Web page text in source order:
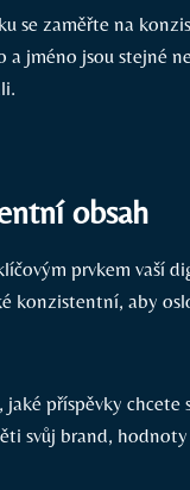
se zaměřte na
jméno jsou stejné
obsah
prvkem vaší
konzistentní, aby
jaké příspěvky chcete
svůj brand, hodnoty